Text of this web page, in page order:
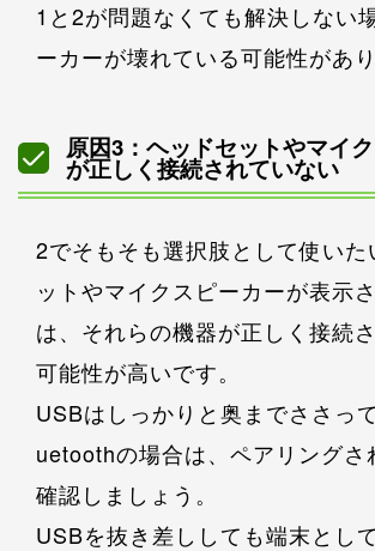
1と2が問題なくても解決しない
ーカーが壊れている可能性があり
原因3：ヘッドセットやマイ
が正しく接続されていない
2でそもそも選択肢として使いた
ットやマイクスピーカーが表示
は、それらの機器が正しく接続
可能性が高いです。
USBはしっかりと奥までささっ
uetoothの場合は、ペアリングさ
確認しましょう。
USBを抜き差ししても端末とし